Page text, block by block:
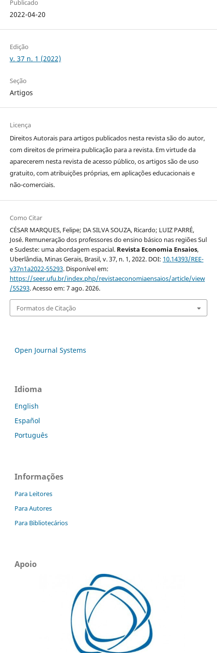
Publicado
2022-04-20
Edição
v. 37 n. 1 (2022)
Seção
Artigos
Licença
Direitos Autorais para artigos publicados nesta revista são do autor,
com direitos de primeira publicação para a revista. Em virtude da
aparecerem nesta revista de acesso público, os artigos são de uso
gratuito, com atribuições próprias, em aplicações educacionais e
não-comerciais.
Como Citar
CÉSAR MARQUES, Felipe; DA SILVA SOUZA, Ricardo; LUIZ PARRÉ,
José. Remuneração dos professores do ensino básico nas regiões Sul
e Sudeste: uma abordagem espacial. Revista Economia Ensaios,
Uberlândia, Minas Gerais, Brasil, v. 37, n. 1, 2022. DOI: 10.14393/REE-
v37n1a2022-55293. Disponível em:
https://seer.ufu.br/index.php/revistaeconomiaensaios/article/view
/55293. Acesso em: 7 ago. 2026.
Formatos de Citação
Open Journal Systems
Idioma
English
Español
Português
Informações
Para Leitores
Para Autores
Para Bibliotecários
Apoio